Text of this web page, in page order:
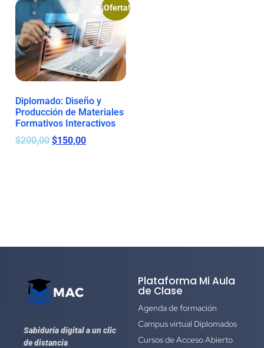
¡Oferta!
Diplomado: Diseño y
Producción de Materiales
Formativos Interactivos
$200,00 $150,00
Sabiduría digital a un clic
de distancia
Plataforma Mi Aula
de Clase
Agenda de formación
Campus virtual Diplomados
Cursos de Acceso Abierto